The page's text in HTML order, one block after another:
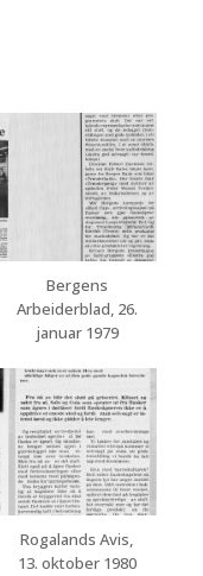
Bergens
Arbeiderblad, 26.
januar 1979
Rogalands Avis,
13. oktober 1980